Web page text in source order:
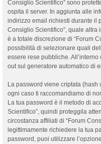
Consiglio Scientifico” sono
ospita il server. In aggiunta alle
indirizzo email richiesti durante il
Consiglio Scientifico”, quale
è a totale discrezione di “Forum
possibilità di selezionare quali
essere rese pubbliche.
out sul generatore automatico di
La password viene criptata
ogni caso ti raccomandiamo di
La tua password è il metodo di
Scientifico”, quindi proteggila
circostanza affiliati di “Forum
legittimamente richiedere la tua
password, puoi utilizzare